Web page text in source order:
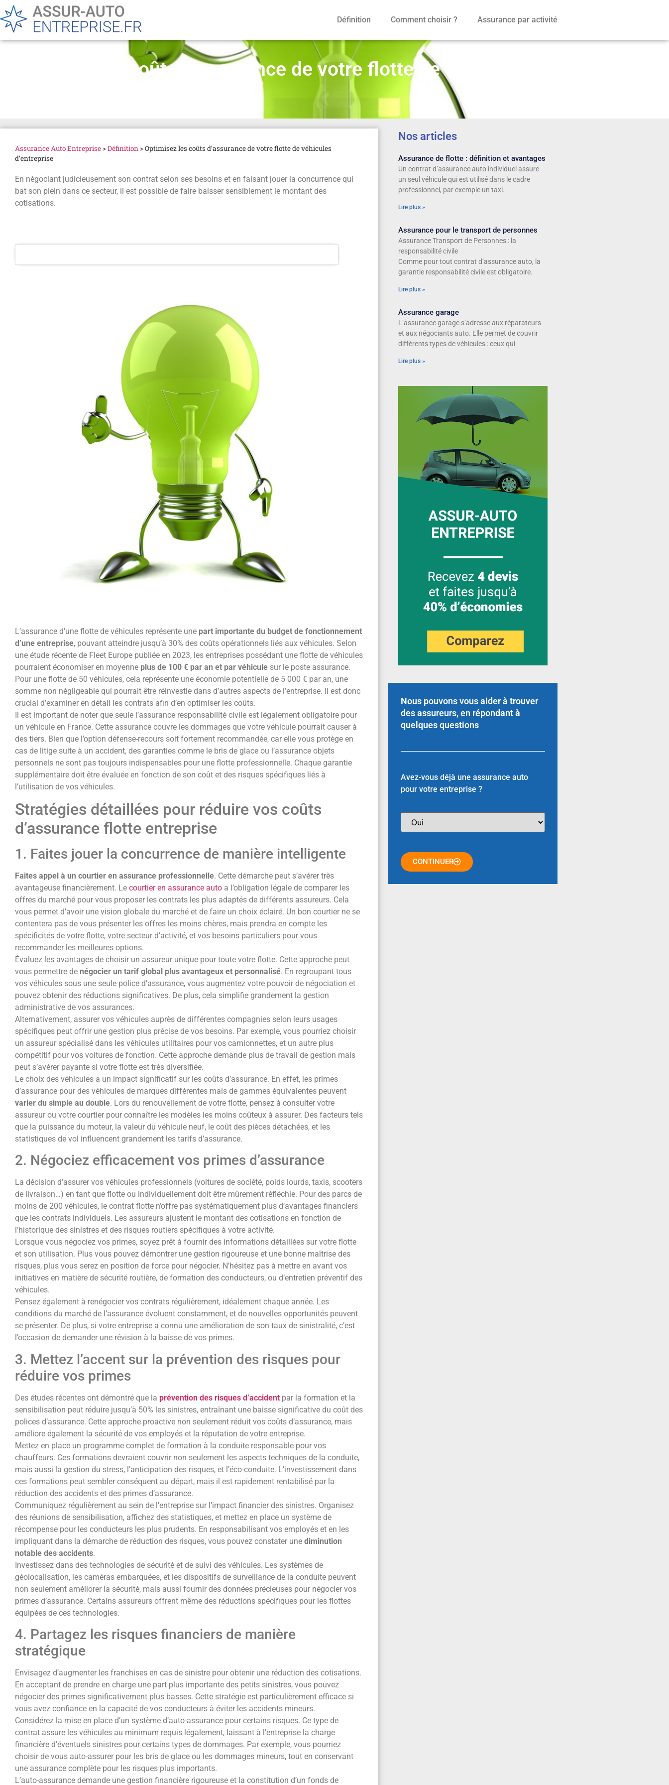
Définition Comment choisir ? Assurance par activité
Optimisez les coûts d’assurance de votre flotte de véhicules
Assurance Auto Entreprise>Définition>Optimisez les coûts d’assurance de votre flotte de véhicules
d’entreprise
En négociant judicieusement son contrat selon ses besoins et en faisant jouer la concurrence qui
bat son plein dans ce secteur, il est possible de faire baisser sensiblement le montant des
cotisations.
L’assurance d’une flotte de véhicules représente une part importante du budget de fonctionnement
d’une entreprise, pouvant atteindre jusqu’à 30% des coûts opérationnels liés aux véhicules. Selon
une étude récente de Fleet Europe publiée en 2023, les entreprises possédant une flotte de véhicules
pourraient économiser en moyenne plus de 100 € par an et par véhicule sur le poste assurance.
Pour une flotte de 50 véhicules, cela représente une économie potentielle de 5 000 € par an, une
somme non négligeable qui pourrait être réinvestie dans d’autres aspects de l’entreprise. Il est donc
crucial d’examiner en détail les contrats afin d’en optimiser les coûts.
Il est important de noter que seule l’assurance responsabilité civile est légalement obligatoire pour
un véhicule en France. Cette assurance couvre les dommages que votre véhicule pourrait causer à
des tiers. Bien que l’option défense-recours soit fortement recommandée, car elle vous protège en
cas de litige suite à un accident, des garanties comme le bris de glace ou l’assurance objets
personnels ne sont pas toujours indispensables pour une flotte professionnelle. Chaque garantie
supplémentaire doit être évaluée en fonction de son coût et des risques spécifiques liés à
l’utilisation de vos véhicules.
Stratégies détaillées pour réduire vos coûts
d’assurance flotte entreprise
1. Faites jouer la concurrence de manière intelligente
Faites appel à un courtier en assurance professionnelle. Cette démarche peut s’avérer très
avantageuse financièrement. Le courtier en assurance auto a l’obligation légale de comparer les
offres du marché pour vous proposer les contrats les plus adaptés de différents assureurs. Cela
vous permet d’avoir une vision globale du marché et de faire un choix éclairé. Un bon courtier ne se
contentera pas de vous présenter les offres les moins chères, mais prendra en compte les
spécificités de votre flotte, votre secteur d’activité, et vos besoins particuliers pour vous
recommander les meilleures options.
Évaluez les avantages de choisir un assureur unique pour toute votre flotte. Cette approche peut
vous permettre de négocier un tarif global plus avantageux et personnalisé. En regroupant tous
vos véhicules sous une seule police d’assurance, vous augmentez votre pouvoir de négociation et
pouvez obtenir des réductions significatives. De plus, cela simplifie grandement la gestion
administrative de vos assurances.
Alternativement, assurer vos véhicules auprès de différentes compagnies selon leurs usages
spécifiques peut offrir une gestion plus précise de vos besoins. Par exemple, vous pourriez choisir
un assureur spécialisé dans les véhicules utilitaires pour vos camionnettes, et un autre plus
compétitif pour vos voitures de fonction. Cette approche demande plus de travail de gestion mais
peut s’avérer payante si votre flotte est très diversifiée.
Le choix des véhicules a un impact significatif sur les coûts d’assurance. En effet, les primes
d’assurance pour des véhicules de marques différentes mais de gammes équivalentes peuvent
varier du simple au double. Lors du renouvellement de votre flotte, pensez à consulter votre
assureur ou votre courtier pour connaître les modèles les moins coûteux à assurer. Des facteurs tels
que la puissance du moteur, la valeur du véhicule neuf, le coût des pièces détachées, et les
statistiques de vol influencent grandement les tarifs d’assurance.
2. Négociez efficacement vos primes d’assurance
La décision d’assurer vos véhicules professionnels (voitures de société, poids lourds, taxis, scooters
de livraison…) en tant que flotte ou individuellement doit être mûrement réfléchie. Pour des parcs de
moins de 200 véhicules, le contrat flotte n’offre pas systématiquement plus d’avantages financiers
que les contrats individuels. Les assureurs ajustent le montant des cotisations en fonction de
l’historique des sinistres et des risques routiers spécifiques à votre activité.
Lorsque vous négociez vos primes, soyez prêt à fournir des informations détaillées sur votre flotte
et son utilisation. Plus vous pouvez démontrer une gestion rigoureuse et une bonne maîtrise des
risques, plus vous serez en position de force pour négocier. N’hésitez pas à mettre en avant vos
initiatives en matière de sécurité routière, de formation des conducteurs, ou d’entretien préventif des
véhicules.
Pensez également à renégocier vos contrats régulièrement, idéalement chaque année. Les
conditions du marché de l’assurance évoluent constamment, et de nouvelles opportunités peuvent
se présenter. De plus, si votre entreprise a connu une amélioration de son taux de sinistralité, c’est
l’occasion de demander une révision à la baisse de vos primes.
3. Mettez l’accent sur la prévention des risques pour
réduire vos primes
Des études récentes ont démontré que la prévention des risques d’accident par la formation et la
sensibilisation peut réduire jusqu’à 50% les sinistres, entraînant une baisse significative du coût des
polices d’assurance. Cette approche proactive non seulement réduit vos coûts d’assurance, mais
améliore également la sécurité de vos employés et la réputation de votre entreprise.
Mettez en place un programme complet de formation à la conduite responsable pour vos
chauffeurs. Ces formations devraient couvrir non seulement les aspects techniques de la conduite,
mais aussi la gestion du stress, l’anticipation des risques, et l’éco-conduite. L’investissement dans
ces formations peut sembler conséquent au départ, mais il est rapidement rentabilisé par la
réduction des accidents et des primes d’assurance.
Communiquez régulièrement au sein de l’entreprise sur l’impact financier des sinistres. Organisez
des réunions de sensibilisation, affichez des statistiques, et mettez en place un système de
récompense pour les conducteurs les plus prudents. En responsabilisant vos employés et en les
impliquant dans la démarche de réduction des risques, vous pouvez constater une diminution
notable des accidents.
Investissez dans des technologies de sécurité et de suivi des véhicules. Les systèmes de
géolocalisation, les caméras embarquées, et les dispositifs de surveillance de la conduite peuvent
non seulement améliorer la sécurité, mais aussi fournir des données précieuses pour négocier vos
primes d’assurance. Certains assureurs offrent même des réductions spécifiques pour les flottes
équipées de ces technologies.
4. Partagez les risques financiers de manière
stratégique
Envisagez d’augmenter les franchises en cas de sinistre pour obtenir une réduction des cotisations.
En acceptant de prendre en charge une part plus importante des petits sinistres, vous pouvez
négocier des primes significativement plus basses. Cette stratégie est particulièrement efficace si
vous avez confiance en la capacité de vos conducteurs à éviter les accidents mineurs.
Considérez la mise en place d’un système d’auto-assurance pour certains risques. Ce type de
contrat assure les véhicules au minimum requis légalement, laissant à l’entreprise la charge
financière d’éventuels sinistres pour certains types de dommages. Par exemple, vous pourriez
choisir de vous auto-assurer pour les bris de glace ou les dommages mineurs, tout en conservant
une assurance complète pour les risques plus importants.
L’auto-assurance demande une gestion financière rigoureuse et la constitution d’un fonds de
Nos articles
Assurance de flotte : définition et avantages
Un contrat d’assurance auto individuel assure
un seul véhicule qui est utilisé dans le cadre
professionnel, par exemple un taxi.
Lire plus »
Assurance pour le transport de personnes
Assurance Transport de Personnes : la
responsabilité civile
Comme pour tout contrat d’assurance auto, la
garantie responsabilité civile est obligatoire.
Lire plus »
Assurance garage
L’assurance garage s’adresse aux réparateurs
et aux négociants auto. Elle permet de couvrir
différents types de véhicules : ceux qui
Lire plus »
Nous pouvons vous aider à trouver
des assureurs, en répondant à
quelques questions
Avez-vous déjà une assurance auto
pour votre entreprise ?
CONTINUER